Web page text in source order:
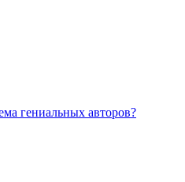
гениальных авторов?